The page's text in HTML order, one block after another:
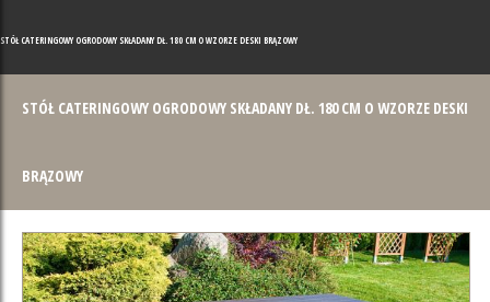
STÓŁ CATERINGOWY OGRODOWY SKŁADANY DŁ. 180 CM O WZORZE DESKI BRĄZOWY
STÓŁ CATERINGOWY OGRODOWY SKŁADANY DŁ. 180 CM O WZORZE DESKI
BRĄZOWY